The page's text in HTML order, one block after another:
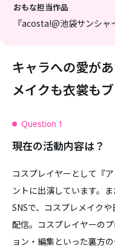
おもな担当作品
『acosta!@池袋サンシャ
キャラへの愛が
メイクも衣裳も
Question 1
現在の活動内容は？
コスプレイヤーとして『
ントに出演しています。
SNSで、コスプレメイク
配信。コスプレイヤーの
ョン・編集といった裏方